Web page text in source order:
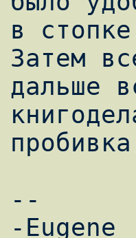
в
Затем
дальше
--